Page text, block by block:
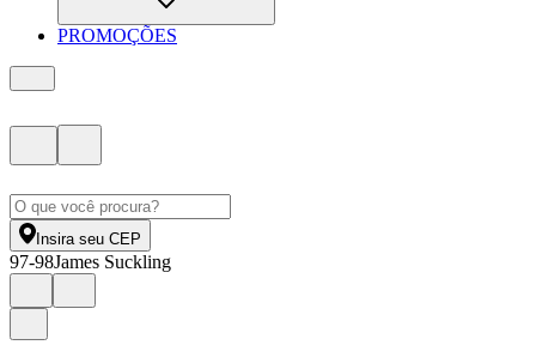
PROMOÇÕES
Insira seu CEP
97-98James Suckling